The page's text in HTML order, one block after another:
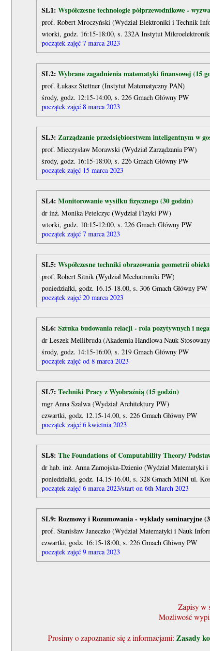
SL1: Współczesne technologie półprzewodnikowe -
prof. Robert Mroczyński (Wydział Elektroniki i Technik
wtorki, godz. 16:15-18:00, s. 232A Instytut
początek zajęć 7 marca 2023
SL2: Wybrane zagadnienia matematyki finansowej (15
prof. Łukasz Stettner (Instytut Matematyczny PAN)
środy, godz. 12:15-14:00, s. 226 Gmach Główny PW
początek zajęć 8 marca 2023
SL3: Zarządzanie przedsiębiorstwem inteligentnym w
prof. Mieczysław Morawski (Wydział Zarządzania PW)
środy, godz. 16:15-18:00, s. 226 Gmach Główny PW
początek zajęć 15 marca 2023
SL4: Monitorowanie wysiłku fizycznego (30 godzin)
dr inż. Monika Petelczyc (Wydział Fizyki PW)
wtorki, godz. 10:15-12:00, s. 226 Gmach Główny PW
początek zajęć 7 marca 2023
SL5: Współczesne techniki obrazowania geometrii
prof. Robert Sitnik (Wydział Mechatroniki PW)
poniedziałki, godz. 16.15-18.00, s. 306 Gmach Główny PW
początek zajęć 20 marca 2023
SL6: Sztuka budowania relacji - rola pozytywnych i
dr Leszek Mellibruda (Akademia Handlowa Nauk
środy, godz. 14:15-16:00, s. 219 Gmach Główny PW
początek zajęć od 8 marca 2023
SL7: Techniki Pracy z Wyobraźnią (15 godzin)
mgr Anna Szalwa (Wydział Architektury PW)
czwartki, godz. 12.15-14.00, s. 226 Gmach Główny PW
początek zajęć 6 kwietnia 2023
SL8: The Foundations of Computability Theory/
dr hab. inż. Anna Zamojska-Dzienio (Wydział
poniedziałki, godz. 14.15-16.00, s. 328 Gmach MiNI ul.
początek zajęć 6 marca 2023/start on 6th March 2023
SL9: Rozmowy i Rozumowania - wykłady seminaryjne
prof. Stanisław Janeczko (Wydział Matematyki i Nauk
czwartki, godz. 16:15-18:00, s. 226 Gmach Główny PW
początek zajęć 9 marca 2023
Zapisy w
Możliwość
Prosimy o zapoznanie się z informacjami: Zasady